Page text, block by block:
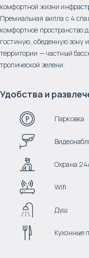
комфортной жизни
Премиальная вилла с 4
комфортное пространство
гостиную, обеденную зону
территории — частный
тропической зелени.
Удобства и
Парковка
Охрана
Wifi
Душ
Кухонные